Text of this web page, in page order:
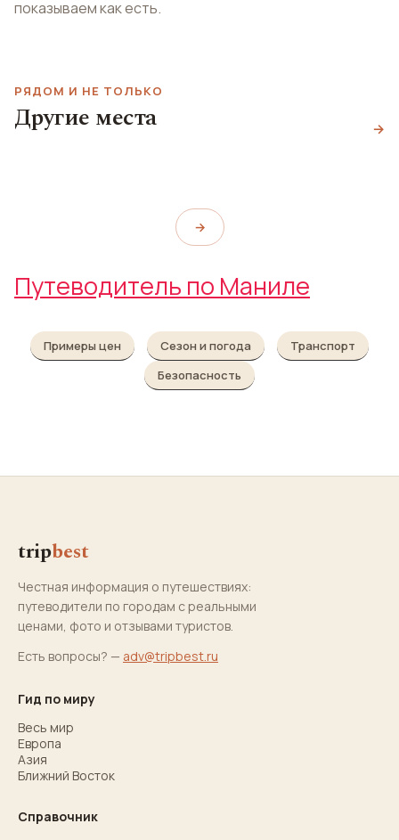
показываем как есть.
РЯДОМ И НЕ ТОЛЬКО
Другие места →
Erra's Bar & Grill
Детский музей
→
Путеводитель по Маниле
Примеры цен Сезон и погода
Транспорт
Безопасность
tripbest
Честная информация о путешествиях:
путеводители по городам с реальными
ценами, фото и отзывами туристов.
Есть вопросы? — adv@tripbest.ru
Гид по миру
Весь мир
Европа
Азия
Ближний Восток
Справочник